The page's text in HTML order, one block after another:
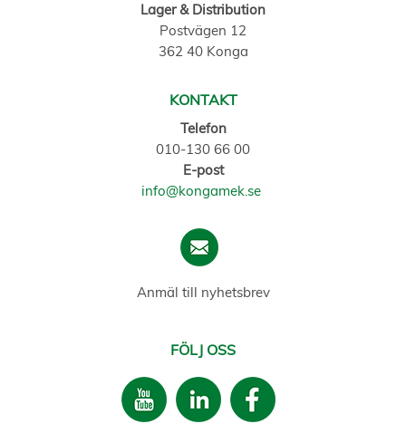
Lager & Distribution
Postvägen 12
362 40 Konga
KONTAKT
Telefon
010-130 66 00
E-post
info@kongamek.se
Anmäl till nyhetsbrev
FÖLJ OSS